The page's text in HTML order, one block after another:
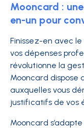
Mooncard :
en-un pour
Finissez-en avec
vos dépenses
révolutionne la
Mooncard dispose
auxquelles vous
justificatifs de vos
Mooncard